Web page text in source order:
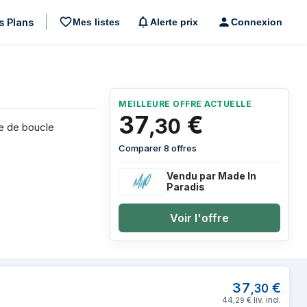
Plans Mes listes Alerte prix Connexion
de boucle
MEILLEURE OFFRE ACTUELLE
37,30 €
Comparer 8 offres
Vendu par Made In
Paradis
Voir l'offre
Unisexe Noir
37,30 €
44, 29 € liv. incl.